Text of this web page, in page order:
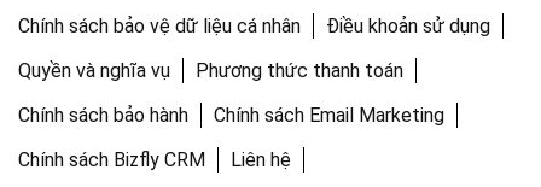
Chính sách bảo vệ dữ liệu cá nhân
Điều khoản sử dụng
Quyền và nghĩa vụ
Phương thức thanh toán
Chính sách bảo hành
Chính sách Email Marketing
Chính sách Bizfly CRM
Liên hệ